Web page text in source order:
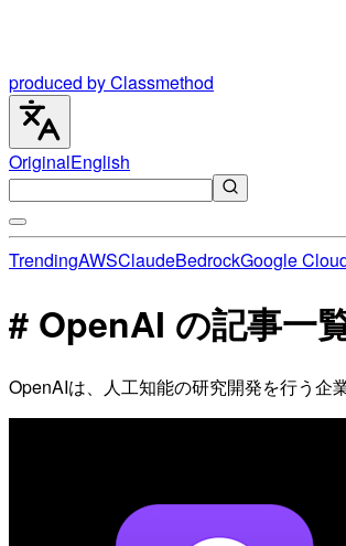
produced by Classmethod
OriginalEnglish
TrendingAWSClaudeBedrockGoogle
# OpenAI の記事一
OpenAIは、人工知能の研究開発を行う企